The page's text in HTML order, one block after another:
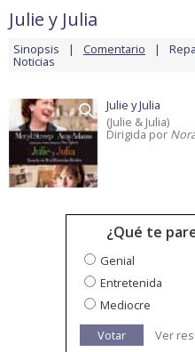
Julie y Julia
Sinopsis Comentario
Noticias
Julie y Julia
(Julie & Julia)
Dirigida por
¿Qué te
Genial
Entretenida
Mediocre
Votar
Ver